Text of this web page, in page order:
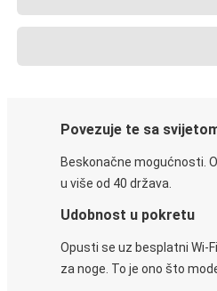
Povezuje te sa
Beskonačne mogućnosti.
u više od 40 država.
Udobnost u pokretu
Opusti se uz besplatni Wi-
za noge. To je ono što